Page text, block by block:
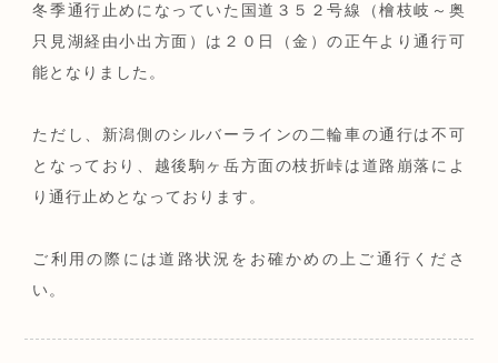
冬季通行止めになっていた国道３５２号線（檜枝岐～奥
只見湖経由小出方面）は２０日（金）の正午より通行可
能となりました。
ただし、新潟側のシルバーラインの二輪車の通行は不可
となっており、越後駒ヶ岳方面の枝折峠は道路崩落によ
り通行止めとなっております。
ご利用の際には道路状況をお確かめの上ご通行くださ
い。